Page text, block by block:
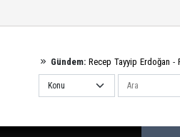
Gündem: Recep Tayyip Erdoğan -
Ara